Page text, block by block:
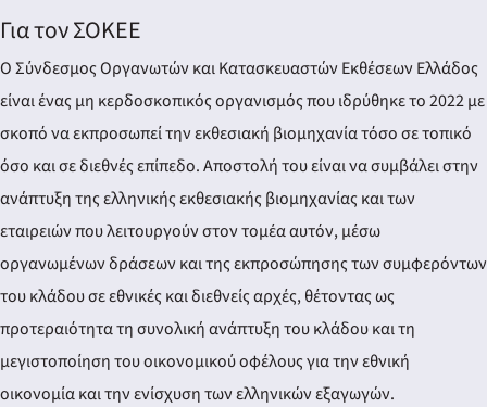
Για τον ΣΟΚΕΕ
Ο Σύνδεσμος Οργανωτών και Κατασκευαστών Εκθέσεων Ελλάδος
είναι ένας μη κερδοσκοπικός οργανισμός που ιδρύθηκε το 2022 με
σκοπό να εκπροσωπεί την εκθεσιακή βιομηχανία τόσο σε τοπικό
όσο και σε διεθνές επίπεδο. Αποστολή του είναι να συμβάλει στην
ανάπτυξη της ελληνικής εκθεσιακής βιομηχανίας και των
εταιρειών που λειτουργούν στον τομέα αυτόν, μέσω
οργανωμένων δράσεων και της εκπροσώπησης των συμφερόντων
του κλάδου σε εθνικές και διεθνείς αρχές, θέτοντας ως
προτεραιότητα τη συνολική ανάπτυξη του κλάδου και τη
μεγιστοποίηση του οικονομικού οφέλους για την εθνική
οικονομία και την ενίσχυση των ελληνικών εξαγωγών.